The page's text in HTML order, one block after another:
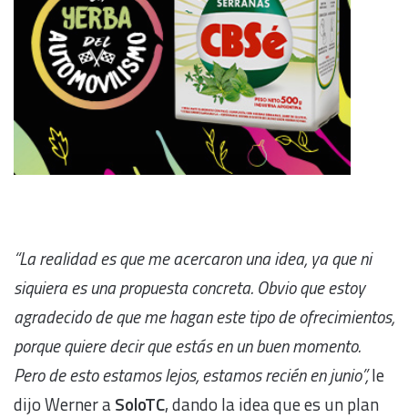
“La realidad es que me acercaron una idea, ya que ni
siquiera es una propuesta concreta. Obvio que estoy
agradecido de que me hagan este tipo de ofrecimientos,
porque quiere decir que estás en un buen momento.
Pero de esto estamos lejos, estamos recién en junio”,le
dijo Werner aSoloTC, dando la idea que es un plan